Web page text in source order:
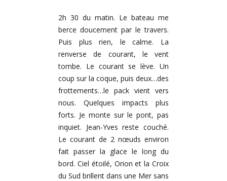
2h 30 du matin. Le bateau me
berce doucement par le travers.
Puis plus rien, le calme. La
renverse de courant, le vent
tombe. Le courant se lève. Un
coup sur la coque, puis deux…des
frottements…le pack vient vers
nous. Quelques impacts plus
forts. Je monte sur le pont, pas
inquiet. Jean-Yves reste couché.
Le courant de 2 nœuds environ
fait passer la glace le long du
bord. Ciel étoilé, Orion et la Croix
du Sud brillent dans une Mer sans